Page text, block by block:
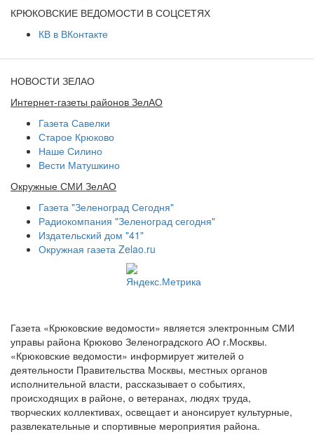
КРЮКОВСКИЕ ВЕДОМОСТИ В СОЦСЕТЯХ
КВ в ВКонтакте
НОВОСТИ ЗЕЛАО
Интернет-газеты районов ЗелАО
Газета Савелки
Старое Крюково
Наше Силино
Вести Матушкино
Окружные СМИ ЗелАО
Газета "Зеленоград Сегодня"
Радиокомпания "Зеленоград сегодня"
Издательский дом "41"
Окружная газета Zelao.ru
Газета «Крюковские ведомости» является электронным СМИ
управы района Крюково Зеленоградского АО г.Москвы.
«Крюковские ведомости» информирует жителей о
деятельности Правительства Москвы, местных органов
исполнительной власти, рассказывает о событиях,
происходящих в районе, о ветеранах, людях труда,
творческих коллективах, освещает и анонсирует культурные,
развлекательные и спортивные мероприятия района.